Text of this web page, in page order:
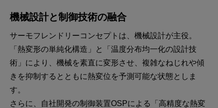
機械設計と制御技術の融合
サーモフレンドリーコンセプトは、機械設計が主役。
「熱変形の単純化構造」と「温度分布均一化の設計技
術」により、機械を素直に変形させ、複雑なねじれや傾
きを抑制するとともに熱変位を予測可能な状態としま
す。
さらに、自社開発の制御装置OSPによる「高精度な熱変